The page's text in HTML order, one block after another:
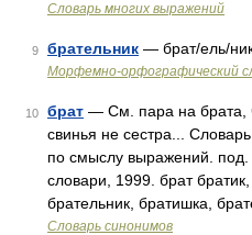
Словарь многих выражений
9 брательник — брат/ель/
Морфемно-орфографический
10 брат — См. пара на брата,
свинья не сестра...
по смыслу выражений.
словари, 1999. брат братик,
брательник, братишка,
Словарь синонимов